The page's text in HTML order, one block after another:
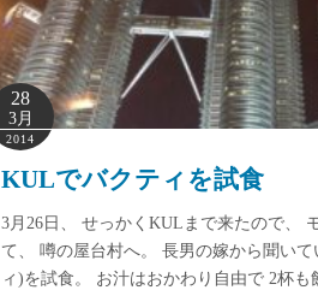
28
3月
2014
KULでバクティを試食
3月26日、 せっかくKULまで来たので、
て、 噂の屋台村へ。 長男の嫁から聞い
ィ)を試食。 お汁はおかわり自由で 2杯も